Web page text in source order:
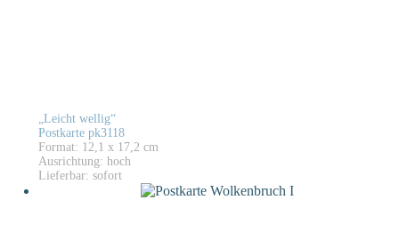
„Leicht wellig“
Postkarte pk3118
Format: 12,1 x 17,2 cm
Ausrichtung: hoch
Lieferbar: sofort